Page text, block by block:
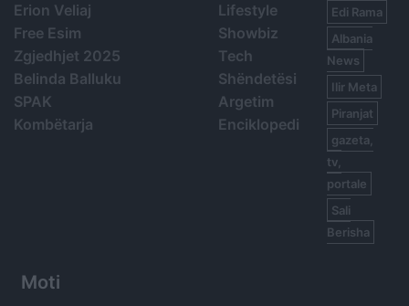
Erion Veliaj
Free Esim
Zgjedhjet 2025
Belinda Balluku
SPAK
Kombëtarja
Lifestyle
Showbiz
Tech
Shëndetësi
Argetim
Enciklopedi
Edi Rama
Albania
News
Ilir Meta
Piranjat
gazeta,
tv,
portale
Sali
Berisha
Moti